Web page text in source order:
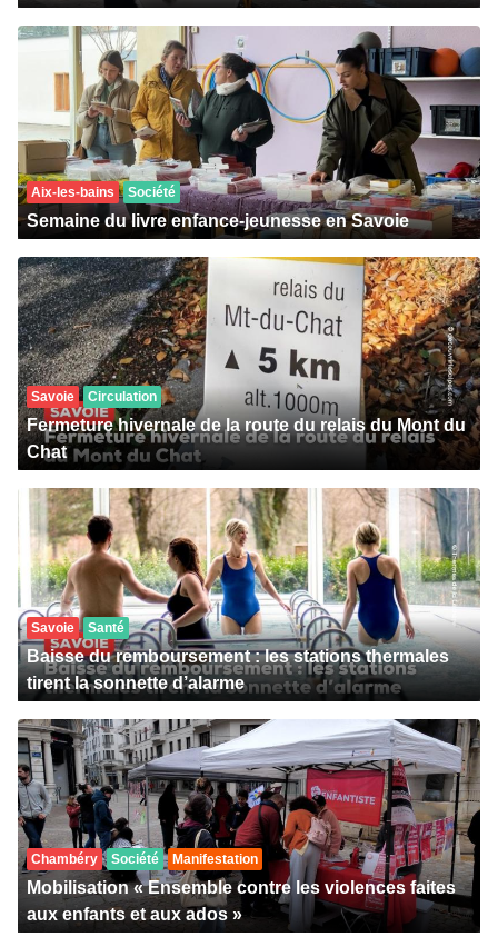
Aix-les-bains Société
Semaine du livre enfance-jeunesse en Savoie
Savoie Circulation
Fermeture hivernale de la route du relais du Mont du
Chat
Savoie Santé
Baisse du remboursement : les stations thermales
tirent la sonnette d’alarme
Chambéry Société Manifestation
Mobilisation « Ensemble contre les violences faites
aux enfants et aux ados »